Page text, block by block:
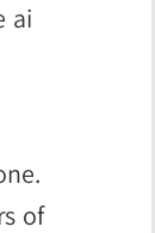
ai
of